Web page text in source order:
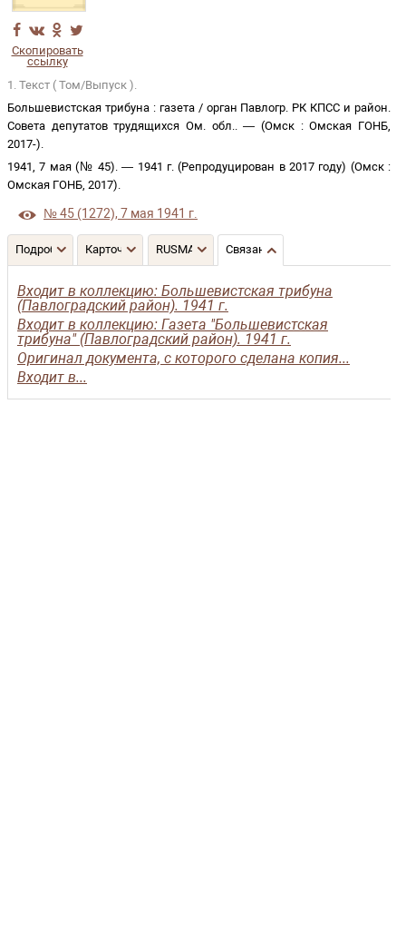
Скопировать
ссылку
1. Текст ( Том/Выпуск ).
Большевистская трибуна : газета / орган Павлогр. РК КПСС и район.
Совета депутатов трудящихся Ом. обл.. — (Омск : Омская ГОНБ,
2017-).
1941, 7 мая (№ 45). — 1941 г. (Репродуцирован в 2017 году) (Омск :
Омская ГОНБ, 2017).
№ 45 (1272), 7 мая 1941 г.
Подробнее Карточка RUSMARC Связанные записи
Входит в коллекцию: Большевистская трибуна
(Павлоградский район). 1941 г.
Входит в коллекцию: Газета "Большевистская
трибуна" (Павлоградский район). 1941 г.
Оригинал документа, с которого сделана копия...
Входит в...